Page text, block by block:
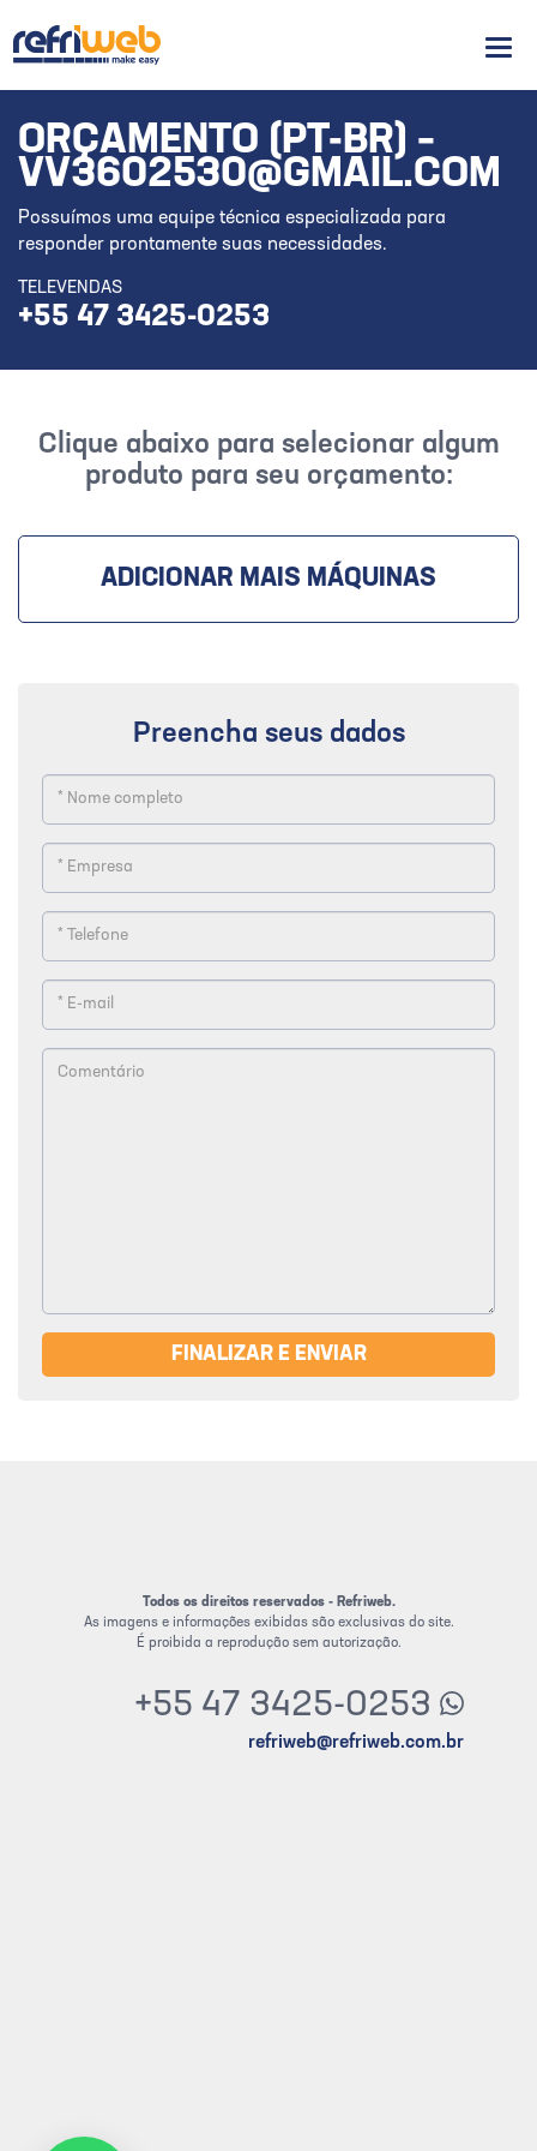
ORÇAMENTO (PT-BR) –
VV3602530@GMAIL.COM
Possuímos uma equipe técnica especializada para
responder prontamente suas necessidades.
TELEVENDAS
+55 47 3425-0253
Clique abaixo para selecionar algum
produto para seu orçamento:
ADICIONAR MAIS MÁQUINAS
Preencha seus dados
FINALIZAR E ENVIAR
Todos os direitos reservados - Refriweb.
As imagens e informações exibidas são exclusivas do site.
É proibida a reprodução sem autorização.
+55 47 3425-0253
refriweb@refriweb.com.br